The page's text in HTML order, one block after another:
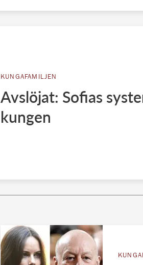
KUNGAFAMILJEN
Avslöjat: Sofias
kungen